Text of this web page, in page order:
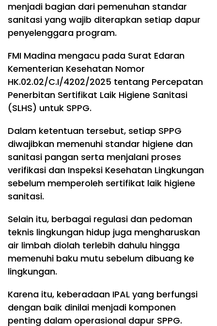
menjadi bagian dari pemenuhan standar
sanitasi yang wajib diterapkan setiap dapur
penyelenggara program.
FMI Madina mengacu pada Surat Edaran
Kementerian Kesehatan Nomor
HK.02.02/C.I/4202/2025 tentang Percepatan
Penerbitan Sertifikat Laik Higiene Sanitasi
(SLHS) untuk SPPG.
Dalam ketentuan tersebut, setiap SPPG
diwajibkan memenuhi standar higiene dan
sanitasi pangan serta menjalani proses
verifikasi dan Inspeksi Kesehatan Lingkungan
sebelum memperoleh sertifikat laik higiene
sanitasi.
Selain itu, berbagai regulasi dan pedoman
teknis lingkungan hidup juga mengharuskan
air limbah diolah terlebih dahulu hingga
memenuhi baku mutu sebelum dibuang ke
lingkungan.
Karena itu, keberadaan IPAL yang berfungsi
dengan baik dinilai menjadi komponen
penting dalam operasional dapur SPPG.